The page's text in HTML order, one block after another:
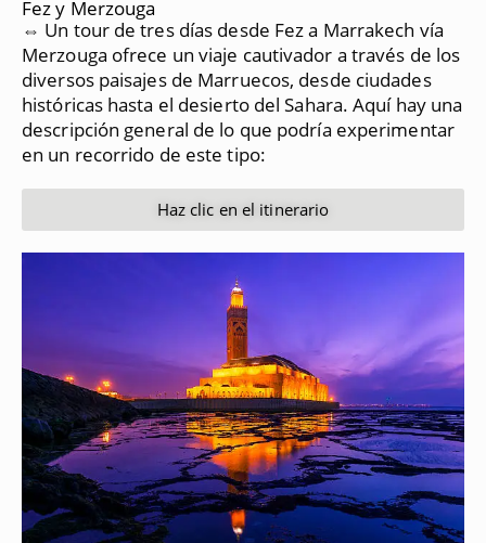
Fez y Merzouga
⇔ Un tour de tres días desde Fez a Marrakech vía
Merzouga ofrece un viaje cautivador a través de los
diversos paisajes de Marruecos, desde ciudades
históricas hasta el desierto del Sahara. Aquí hay una
descripción general de lo que podría experimentar
en un recorrido de este tipo:
Haz clic en el itinerario